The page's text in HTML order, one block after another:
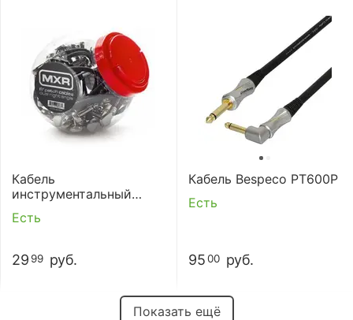
Кабель
инструментальный
Dunlop DCP06J CABLE
PATCH 6 IN-20/JAR
Есть
29 99 руб.
Кабель Bespeco PT600P
Есть
9500 руб.
Показать ещё